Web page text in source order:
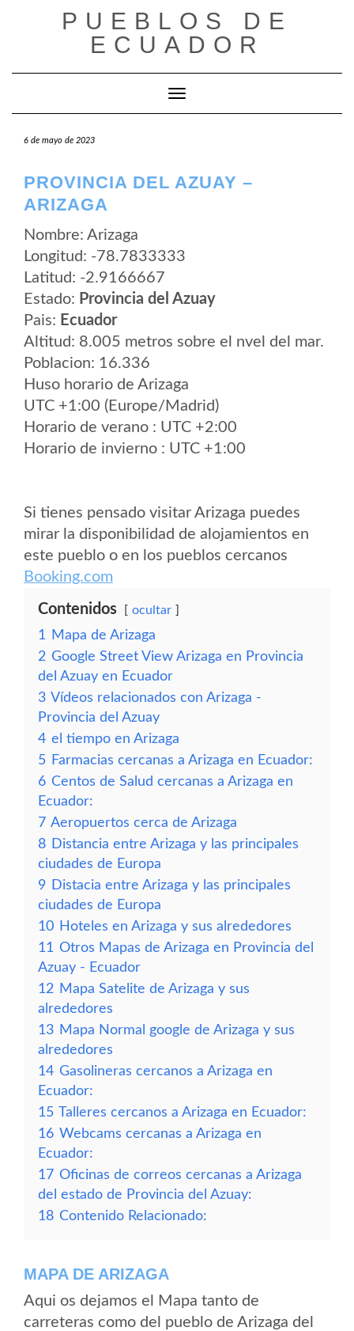
PUEBLOS DE
ECUADOR
Cambiar modo de navegación
6 de mayo de 2023
PROVINCIA DEL AZUAY –
ARIZAGA
Nombre: Arizaga
Longitud: -78.7833333
Latitud: -2.9166667
Estado: Provincia del Azuay
Pais: Ecuador
Altitud: 8.005 metros sobre el nvel del mar.
Poblacion: 16.336
Huso horario de Arizaga
UTC +1:00 (Europe/Madrid)
Horario de verano : UTC +2:00
Horario de invierno : UTC +1:00
Si tienes pensado visitar Arizaga puedes
mirar la disponibilidad de alojamientos en
este pueblo o en los pueblos cercanos
Booking.com
Contenidos ocultar
1
Mapa de Arizaga
2 Google Street View Arizaga en Provincia
del Azuay en Ecuador
3 Vídeos relacionados con Arizaga -
Provincia del Azuay
4 el tiempo en Arizaga
5 Farmacias cercanas a Arizaga en Ecuador:
6 Centos de Salud cercanas a Arizaga en
Ecuador:
7 Aeropuertos cerca de Arizaga
8 Distancia entre Arizaga y las principales
ciudades de Europa
9 Distacia entre Arizaga y las principales
ciudades de Europa
10 Hoteles en Arizaga y sus alrededores
11 Otros Mapas de Arizaga en Provincia del
Azuay - Ecuador
12 Mapa Satelite de Arizaga y sus
alrededores
13 Mapa Normal google de Arizaga y sus
alrededores
14 Gasolineras cercanos a Arizaga en
Ecuador:
15 Talleres cercanos a Arizaga en Ecuador:
16 Webcams cercanas a Arizaga en
Ecuador:
17 Oficinas de correos cercanas a Arizaga
del estado de Provincia del Azuay:
18 Contenido Relacionado:
MAPA DE ARIZAGA
Aqui os dejamos el Mapa tanto de
carreteras como del pueblo de Arizaga del